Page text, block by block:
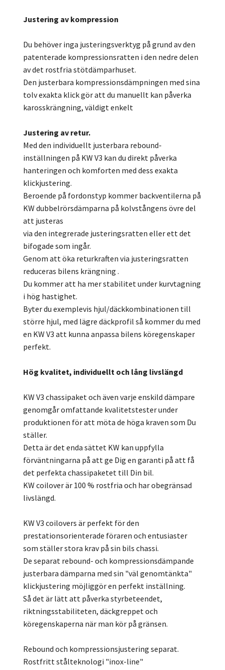
Justering av kompression
Du behöver inga justeringsverktyg på grund av den
patenterade kompressionsratten i den nedre delen
av det rostfria stötdämparhuset.
Den justerbara kompressionsdämpningen med sina
tolv exakta klick gör att du manuellt kan påverka
karosskrängning, väldigt enkelt
Justering av retur.
Med den individuellt justerbara rebound-
inställningen på KW V3 kan du direkt påverka
hanteringen och komforten med dess exakta
klickjustering.
Beroende på fordonstyp kommer backventilerna på
KW dubbelrörsdämparna på kolvstångens övre del
att justeras
via den integrerade justeringsratten eller ett det
bifogade som ingår.
Genom att öka returkraften via justeringsratten
reduceras bilens krängning .
Du kommer att ha mer stabilitet under kurvtagning
i hög hastighet.
Byter du exemplevis hjul/däckkombinationen till
större hjul, med lägre däckprofil så kommer du med
en KW V3 att kunna anpassa bilens köregenskaper
perfekt.
Hög kvalitet, individuellt och lång livslängd
KW V3 chassipaket och även varje enskild dämpare
genomgår omfattande kvalitetstester under
produktionen för att möta de höga kraven som Du
ställer.
Detta är det enda sättet KW kan uppfylla
förväntningarna på att ge Dig en garanti på att få
det perfekta chassipaketet till Din bil.
KW coilover är 100 % rostfria och har obegränsad
livslängd.
KW V3 coilovers är perfekt för den
prestationsorienterade föraren och entusiaster
som ställer stora krav på sin bils chassi.
De separat rebound- och kompressionsdämpande
justerbara dämparna med sin "väl genomtänkta"
klickjustering möjliggör en perfekt inställning.
Så det är lätt att påverka styrbeteendet,
riktningsstabiliteten, däckgreppet och
köregenskaperna när man kör på gränsen.
Rebound och kompressionsjustering separat.
Rostfritt stålteknologi "inox-line"